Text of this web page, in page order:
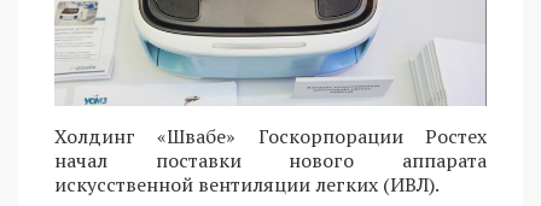
Холдинг «Швабе» Госкорпорации Ростех
начал поставки нового аппарата
искусственной вентиляции легких (ИВЛ).